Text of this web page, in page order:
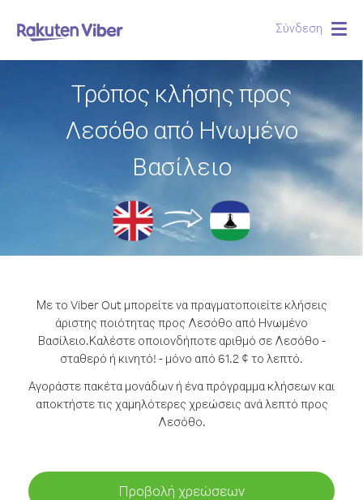
Σύνδεση
Τρόπος κλήσης προς
Λεσόθο από Ηνωμένο
Βασίλειο
Με το Viber Out μπορείτε να πραγματοποιείτε κλήσεις
άριστης ποιότητας προς Λεσόθο από Ηνωμένο
Βασίλειο.Καλέστε οποιονδήποτε αριθμό σε Λεσόθο -
σταθερό ή κινητό! - μόνο από 61.2 ¢ το λεπτό.
Αγοράστε πακέτα μονάδων ή ένα πρόγραμμα κλήσεων και
αποκτήστε τις χαμηλότερες χρεώσεις ανά λεπτό προς
Λεσόθο.
Προβολή χρεώσεων